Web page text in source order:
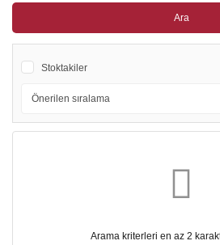
Ara
Stoktakiler
Arama kriterleri en az 2